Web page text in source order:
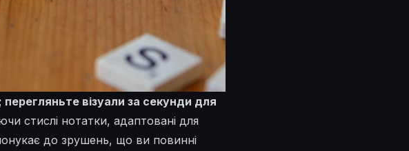
візуали за секунди для
стислі нотатки, адаптовані для
до зрушень, що ви повинні